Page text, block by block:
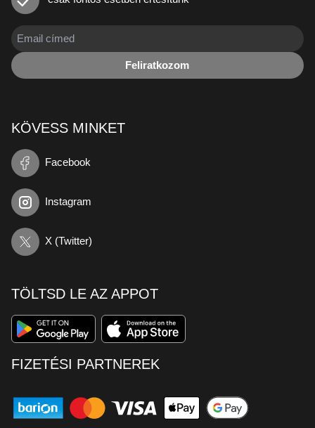
Feliratkozom
KÖVESS MINKET
Facebook
Instagram
X (Twitter)
TÖLTSD LE AZ APPOT
FIZETÉSI PARTNEREK